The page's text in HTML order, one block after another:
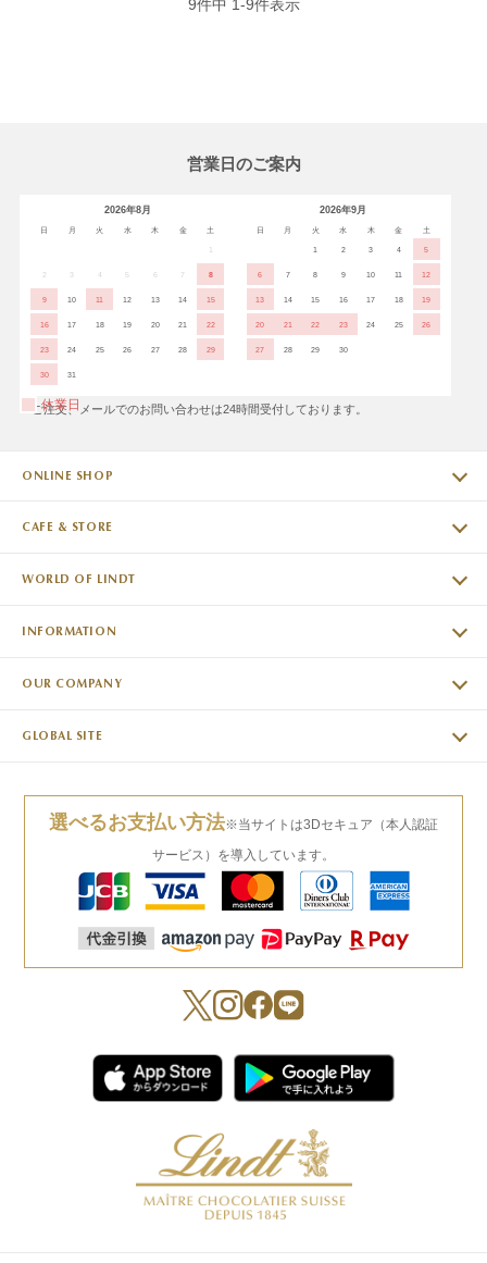
9件中 1-9件表示
営業日のご案内
2026年8月
日 月 火 水 木 金 土
1
2 3 4 5 6 7 8
9 10 11 12 13 14 15
16 17 18 19 20 21 22
23 24 25 26 27 28 29
30 31
2026年9月
日 月 火 水 木 金 土
1 2 3 4 5
6 7 8 9 10 11 12
13 14 15 16 17 18 19
20 21 22 23 24 25 26
27 28 29 30
休業日
※ご注文、メールでのお問い合わせは24時間受付しております。
ONLINE SHOP
CAFE & STORE
WORLD OF LINDT
INFORMATION
OUR COMPANY
GLOBAL SITE
選べるお支払い方法※当サイトは3Dセキュア（本人認証
サービス）を導入しています。